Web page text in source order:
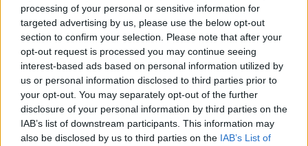
processing of your personal or sensitive information for
targeted advertising by us, please use the below opt-out
section to confirm your selection. Please note that after your
opt-out request is processed you may continue seeing
interest-based ads based on personal information utilized by
us or personal information disclosed to third parties prior to
your opt-out. You may separately opt-out of the further
disclosure of your personal information by third parties on the
IAB’s list of downstream participants. This information may
also be disclosed by us to third parties on the IAB’s List of